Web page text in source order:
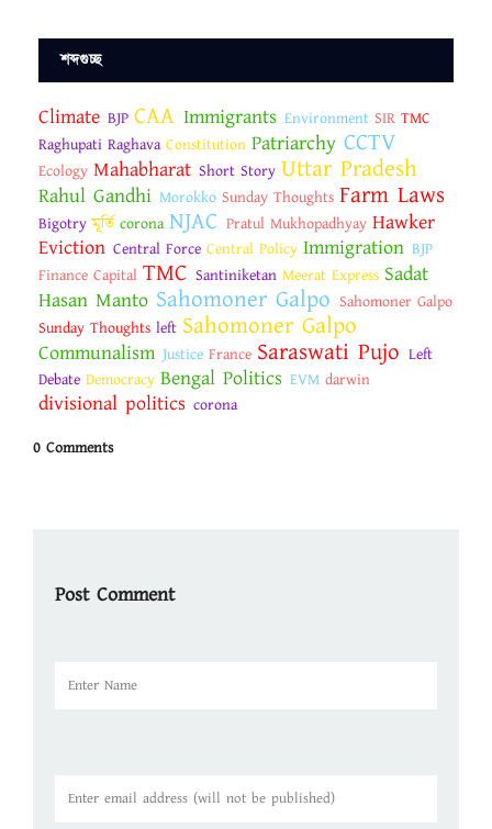
শব্দগুচ্ছ
Climate BJP CAA Immigrants Environment SIR TMC
Raghupati Raghava Constitution Patriarchy CCTV
Ecology Mahabharat Short Story Uttar Pradesh
Rahul Gandhi Morokko Sunday Thoughts Farm Laws
Bigotry মূর্তি corona NJAC Pratul Mukhopadhyay Hawker
Eviction Central Force Central Policy Immigration BJP
Finance Capital TMC Santiniketan Meerat Express Sadat
Hasan Manto Sahomoner Galpo Sahomoner Galpo
Sunday Thoughts left Sahomoner Galpo
Communalism Justice France Saraswati Pujo Left
Debate Democracy Bengal Politics EVM darwin
divisional politics corona
0 Comments
Post Comment